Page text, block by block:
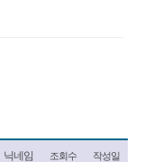
닉네임 조회수 작성일